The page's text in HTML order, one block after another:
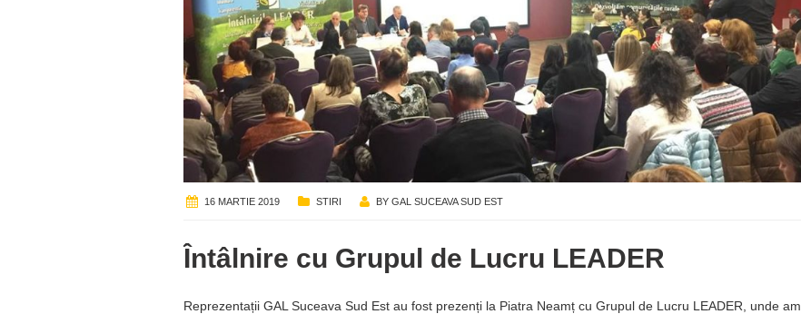
16 MARTIE 2019 STIRI BY GAL SUCEAVA SUD EST
Întâlnire cu Grupul de Lucru LEADER
Reprezentații GAL Suceava Sud Est au fost prezenți la Piatra Neamț cu Grupul de Lucru LEADER, unde am